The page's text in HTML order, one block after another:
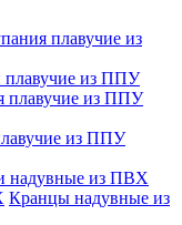
плавучие из
плавучие из ППУ
из ППУ
надувные из ПВХ
Кранцы надувные из